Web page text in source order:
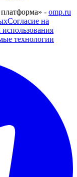
- omp.ru
Согласие на
технологии